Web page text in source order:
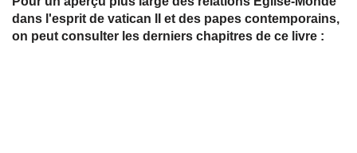
dans l'esprit de vatican II et des papes contemporains,
on peut consulter les derniers chapitres de ce livre :